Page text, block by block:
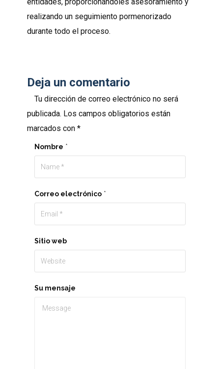
realizando un seguimiento pormenorizado
durante todo el proceso.
Deja un comentario
Tu dirección de correo electrónico no será
publicada. Los campos obligatorios están
marcados con *
Nombre *
Correo electrónico *
Sitio web
Su mensaje